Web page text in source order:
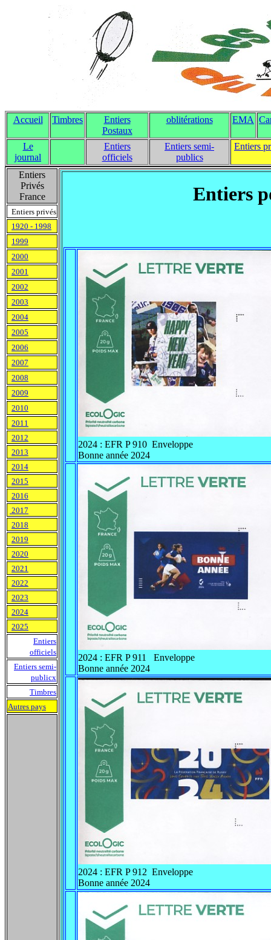
Accueil Timbres
Entiers
Postaux
oblitérations EMA
Le
journal
Entiers
officiels
Entiers semi-
publics
Entiers
Entiers
Privés
France
Entiers
2024 : EFR P 910 Enveloppe
Bonne année 2024
2024 : EFR P 911 Enveloppe
Bonne année 2024
2024 : EFR P 912 Enveloppe
Bonne année 2024
Entiers privés
1920 - 1998
1999
2000
2001
2002
2003
2004
2005
2006
2007
2008
2009
2010
2011
2012
2013
2014
2015
2016
2017
2018
2019
2020
2021
2022
2023
2024
2025
Entiers
officiels
Entiers semi-
publicx
Timbres
Autres pays